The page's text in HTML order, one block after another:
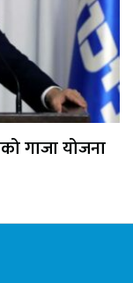
गाजा योजना